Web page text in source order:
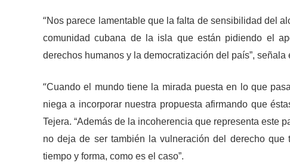
“Nos parece lamentable que la falta de sensibilidad del
comunidad cubana de la isla que están pidiendo el
derechos humanos y la democratización del país”,
“Cuando el mundo tiene la mirada puesta en lo que
niega a incorporar nuestra propuesta afirmando que
Tejera. “Además de la incoherencia que representa este
no deja de ser también la vulneración del derecho
tiempo y forma, como es el caso”.